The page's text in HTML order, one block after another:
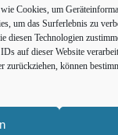
Cookies, um
um das Surferlebnis zu
diesen Technologien
auf dieser Website
zurückziehen, können